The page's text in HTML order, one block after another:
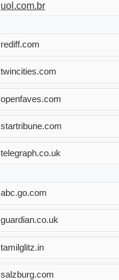
uol.com.br
rediff.com
twincities.com
openfaves.com
startribune.com
telegraph.co.uk
abc.go.com
guardian.co.uk
tamilglitz.in
salzburg.com